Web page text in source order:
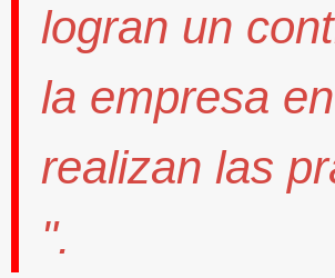
logran un
la empresa
realizan las
".